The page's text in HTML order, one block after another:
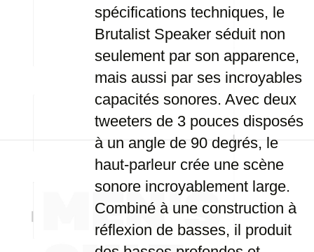
spécifications techniques, le
Brutalist Speaker séduit non
seulement par son apparence,
mais aussi par ses incroyables
capacités sonores. Avec deux
tweeters de 3 pouces disposés
à un angle de 90 degrés, le
haut-parleur crée une scène
sonore incroyablement large.
Combiné à une construction à
réflexion de basses, il produit